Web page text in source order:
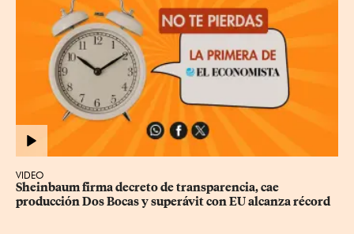
VIDEO
Sheinbaum firma decreto de transparencia, cae
producción Dos Bocas y superávit con EU alcanza récord